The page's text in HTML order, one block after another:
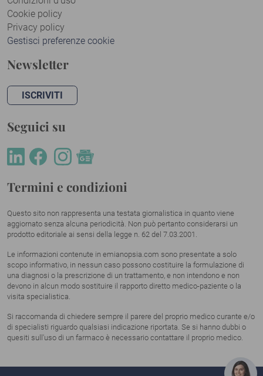
Cookie policy
Privacy policy
Gestisci preferenze cookie
Newsletter
ISCRIVITI
Seguici su
Termini e condizioni
Questo sito non rappresenta una testata giornalistica in quanto viene
aggiornato senza alcuna periodicità. Non può pertanto considerarsi un
prodotto editoriale ai sensi della legge n. 62 del 7.03.2001.
Le informazioni contenute in emianopsia.com sono presentate a solo
scopo informativo, in nessun caso possono costituire la formulazione di
una diagnosi o la prescrizione di un trattamento, e non intendono e non
devono in alcun modo sostituire il rapporto diretto medico-paziente o la
visita specialistica.
Si raccomanda di chiedere sempre il parere del proprio medico curante e/o
di specialisti riguardo qualsiasi indicazione riportata. Se si hanno dubbi o
quesiti sull'uso di un farmaco è necessario contattare il proprio medico.